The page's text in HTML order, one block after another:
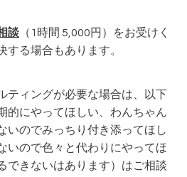
談 （1時間 5,000円）をお受けく
する場合もあります。
ティングが必要な場合は、以下
的にやってほしい、わんちゃん
いのでみっちり付き添ってほし
いので色々と代わりにやってほ
できないはあります）はご相談